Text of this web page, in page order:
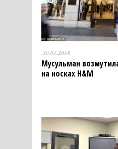
30.01.2018
Мусульман
на носках H&M